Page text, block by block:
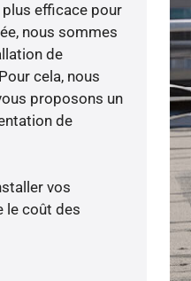
efficace pour
nous sommes
de
cela, nous
proposons un
de
vos
le coût des